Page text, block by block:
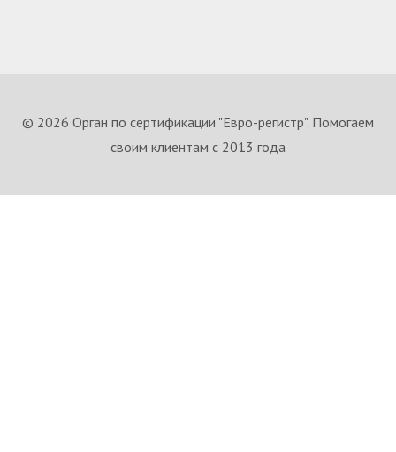
© 2026 Орган по сертификации "Евро-регистр". Помогаем
своим клиентам с 2013 года